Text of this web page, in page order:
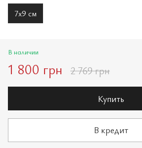
7х9 см
В наличии
1 800 грн 2 769 грн
Купить
В кредит